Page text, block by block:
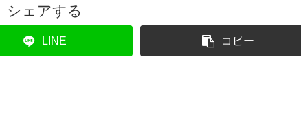
シェアする
LINE コピー